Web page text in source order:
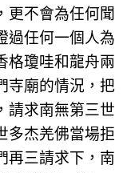
更不會為任何聞
過任何一個人為
格瓊哇和龍舟兩
寺廟的情況，把
請求南無第三世
多杰羌佛當場拒
再三請求下，南